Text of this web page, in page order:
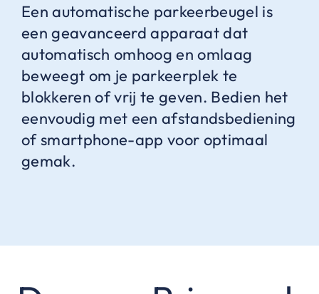
Een automatische parkeerbeugel is
een geavanceerd apparaat dat
automatisch omhoog en omlaag
beweegt om je parkeerplek te
blokkeren of vrij te geven. Bedien het
eenvoudig met een afstandsbediening
of smartphone-app voor optimaal
gemak.